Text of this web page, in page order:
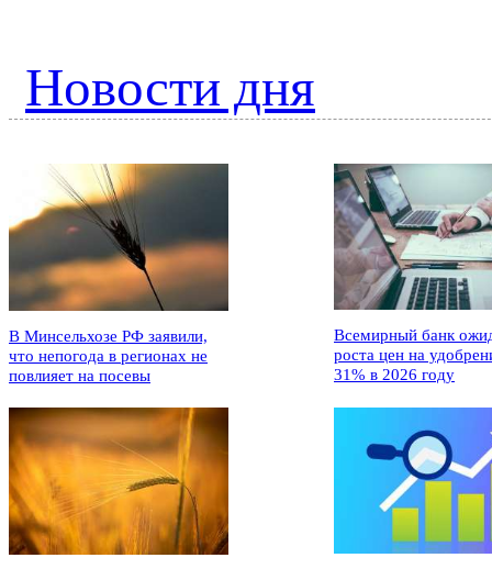
Новости дня
В Минсельхозе РФ заявили,
что непогода в регионах не
повлияет на посевы
Всемирный банк
роста цен на
31% в 2026 году